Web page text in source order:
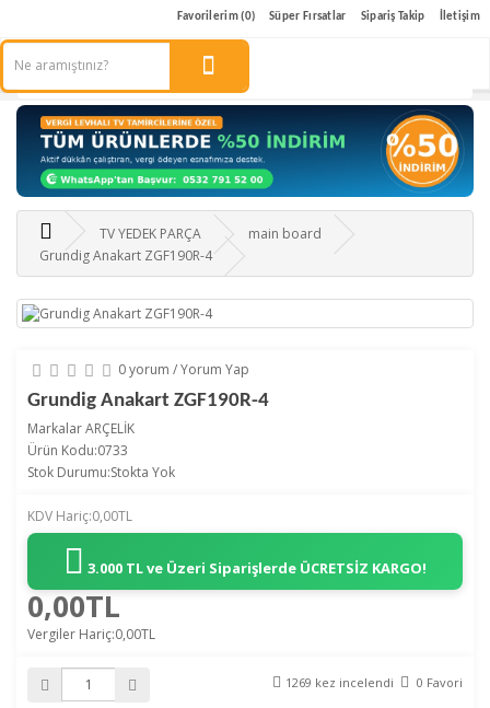
Favorilerim (0) Süper Fırsatlar Sipariş Takip İletişim
TV YEDEK PARÇA
main board
Grundig Anakart ZGF190R-4
0 yorum /Yorum Yap
Grundig Anakart ZGF190R-4
MarkalarARÇELİK
Ürün Kodu:0733
Stok Durumu:Stokta Yok
KDV Hariç:0,00TL
3.000 TL ve Üzeri Siparişlerde ÜCRETSİZ KARGO!
0,00TL
Vergiler Hariç:0,00TL
1269 kez incelendi 0 Favori